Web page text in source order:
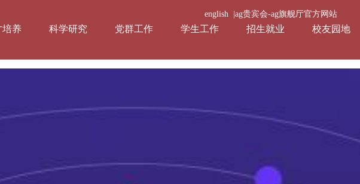
english |ag贵宾会-ag旗舰厅官方网站
培养 科学研究 党群工作 学生工作 招生就业 校友园地